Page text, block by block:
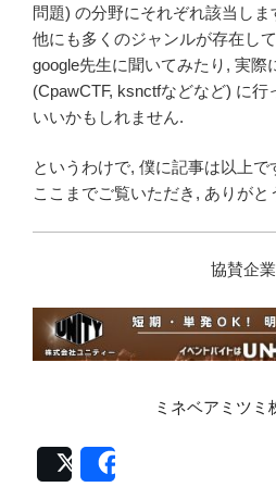
問題) の分野にそれぞれ該当し
他にも多くのジャンルが存在し
google先生に聞いてみたり, 実際
(CpawCTF, ksnctfなどなど) に行
いいかもしれません.
というわけで, 僕に記事は以上で
ここまでご覧いただき, ありがと
協賛企業
ミネベアミツミ
Post